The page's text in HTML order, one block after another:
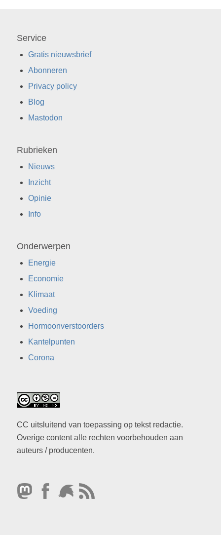
Service
Gratis nieuwsbrief
Abonneren
Privacy policy
Blog
Mastodon
Rubrieken
Nieuws
Inzicht
Opinie
Info
Onderwerpen
Energie
Economie
Klimaat
Voeding
Hormoonverstoorders
Kantelpunten
Corona
CC uitsluitend van toepassing op tekst redactie.
Overige content alle rechten voorbehouden aan
auteurs / producenten.